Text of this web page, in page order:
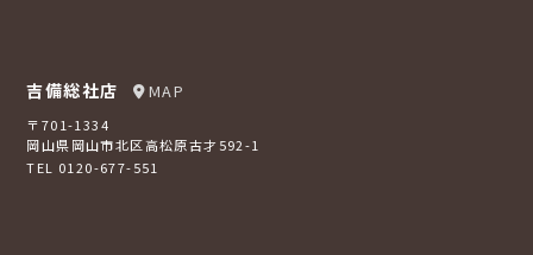
吉備総社店 MAP
〒701-1334
岡山県岡山市北区高松原古才592-1
TEL 0120-677-551